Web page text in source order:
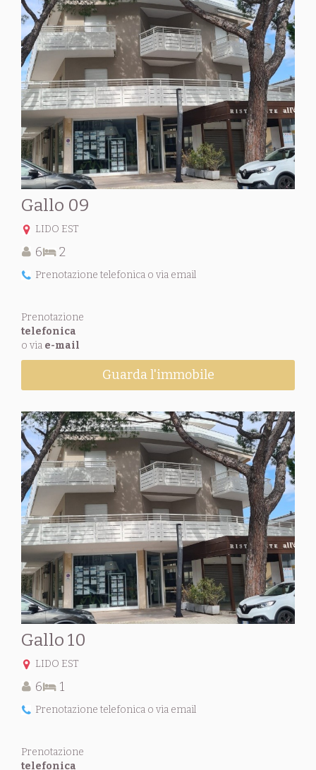
Gallo 09
LIDO EST
6 2
Prenotazione telefonica o via email
Prenotazione
telefonica
o via e-mail
Guarda l'immobile
Gallo 10
LIDO EST
6 1
Prenotazione telefonica o via email
Prenotazione
telefonica